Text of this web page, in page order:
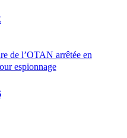
de l’OTAN arrêtée en
espionnage